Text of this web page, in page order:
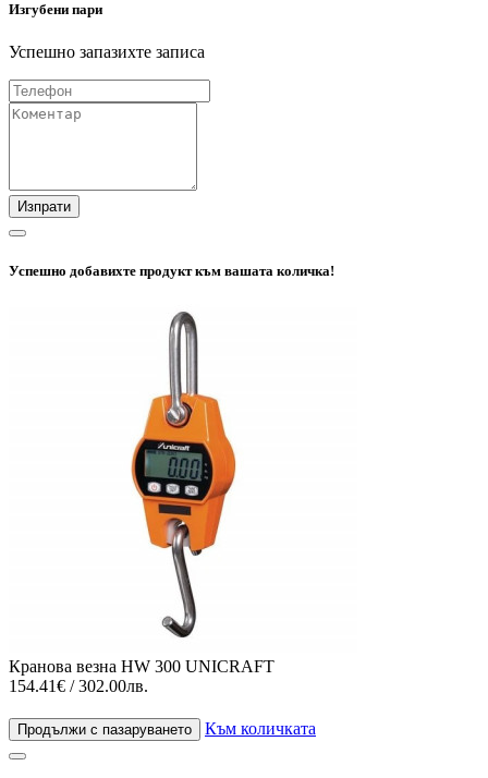
Изгубени пари
Успешно запазихте записа
Изпрати
Успешно добавихте продукт към вашата количка!
Кранова везна HW 300 UNICRAFT
154.41€ / 302.00лв.
Продължи с пазаруването Към количката